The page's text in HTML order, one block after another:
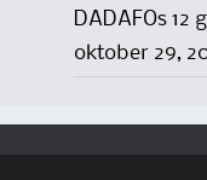
DADAFOs
oktober 29,